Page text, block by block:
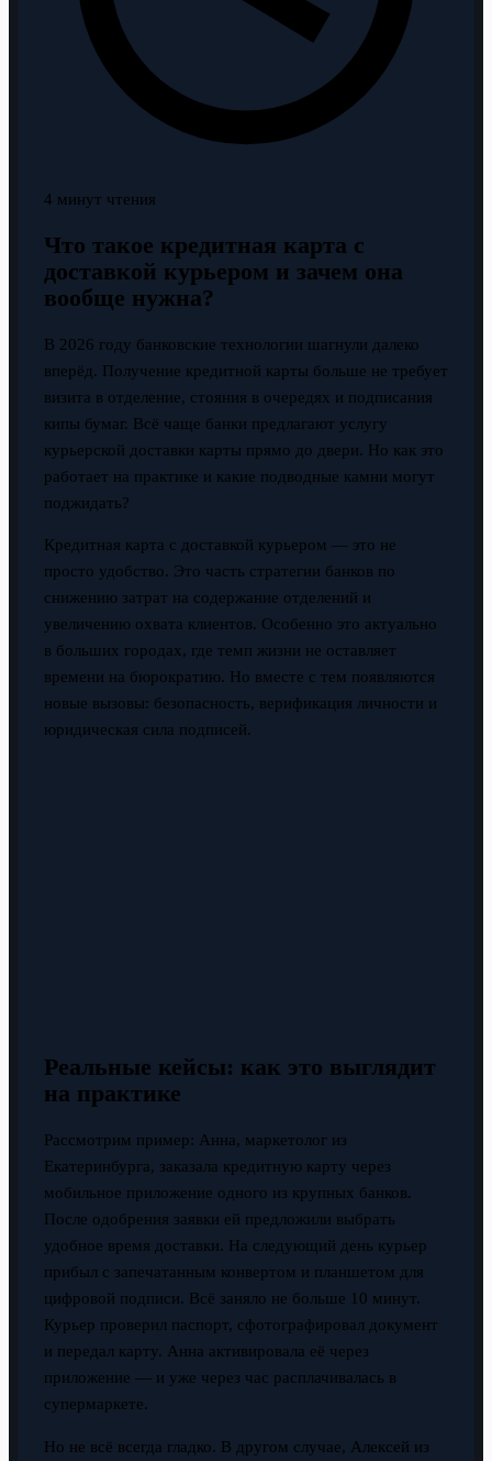
4 минут чтения
Что такое кредитная карта с
доставкой курьером и зачем она
вообще нужна?
В 2026 году банковские технологии шагнули далеко
вперёд. Получение кредитной карты больше не требует
визита в отделение, стояния в очередях и подписания
кипы бумаг. Всё чаще банки предлагают услугу
курьерской доставки карты прямо до двери. Но как это
работает на практике и какие подводные камни могут
поджидать?
Кредитная карта с доставкой курьером — это не
просто удобство. Это часть стратегии банков по
снижению затрат на содержание отделений и
увеличению охвата клиентов. Особенно это актуально
в больших городах, где темп жизни не оставляет
времени на бюрократию. Но вместе с тем появляются
новые вызовы: безопасность, верификация личности и
юридическая сила подписей.
Реальные кейсы: как это выглядит
на практике
Рассмотрим пример: Анна, маркетолог из
Екатеринбурга, заказала кредитную карту через
мобильное приложение одного из крупных банков.
После одобрения заявки ей предложили выбрать
удобное время доставки. На следующий день курьер
прибыл с запечатанным конвертом и планшетом для
цифровой подписи. Всё заняло не больше 10 минут.
Курьер проверил паспорт, сфотографировал документ
и передал карту. Анна активировала её через
приложение — и уже через час расплачивалась в
супермаркете.
Но не всё всегда гладко. В другом случае, Алексей из